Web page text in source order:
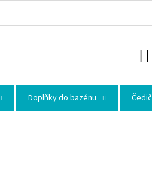
Doplňky do bazénu